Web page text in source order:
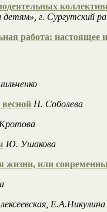
г. Сургутский
работа: настоящее
Н. Соболева
Ю. Ушакова
жизни, или
Е.А.Никулина